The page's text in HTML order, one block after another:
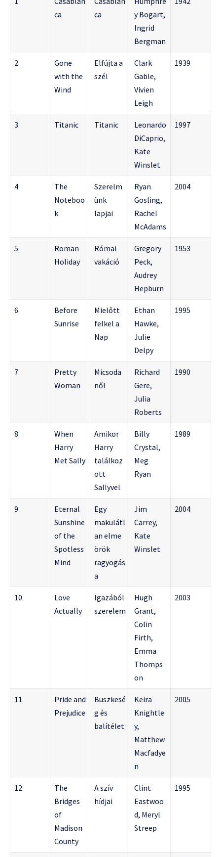
ca
ca
y Bogart,
Ingrid
Bergman
2
Gone
with the
Wind
Elfújta a
szél
Clark
Gable,
Vivien
Leigh
1939
3 Titanic Titanic
Leonardo
DiCaprio,
Kate
Winslet
1997
4
The
Noteboo
k
Szerelm
ünk
lapjai
Ryan
Gosling,
Rachel
McAdams
2004
5
Roman
Holiday
Római
vakáció
Gregory
Peck,
Audrey
Hepburn
1953
6
Before
Sunrise
Mielőtt
felkel a
Nap
Ethan
Hawke,
Julie
Delpy
1995
7
Pretty
Woman
Micsoda
nő!
Richard
Gere,
Julia
Roberts
1990
8
When
Harry
Met Sally
Amikor
Harry
találkoz
ott
Sallyvel
Billy
Crystal,
Meg
Ryan
1989
9
Eternal
Sunshine
of the
Spotless
Mind
Egy
makulátl
an elme
örök
ragyogás
a
Jim
Carrey,
Kate
Winslet
2004
10
Love
Actually
Igazából
szerelem
Hugh
Grant,
Colin
Firth,
Emma
Thomps
on
2003
11
Pride and
Prejudice
Büszkesé
g és
balítélet
Keira
Knightle
y,
Matthew
Macfadye
n
2005
12
The
Bridges
of
Madison
County
A szív
hídjai
Clint
Eastwoo
d, Meryl
Streep
1995